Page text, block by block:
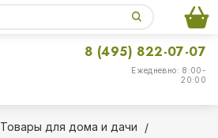
Ежедневно: 8:00-
20:00
8 (495) 822-07-07
Товары для дома и дачи